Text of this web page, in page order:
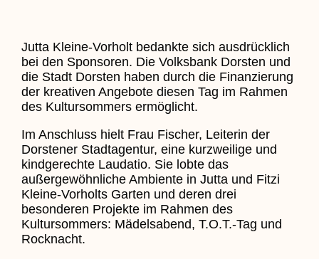
Jutta Kleine-Vorholt bedankte sich ausdrücklich
bei den Sponsoren. Die Volksbank Dorsten und
die Stadt Dorsten haben durch die Finanzierung
der kreativen Angebote diesen Tag im Rahmen
des Kultursommers ermöglicht.
Im Anschluss hielt Frau Fischer, Leiterin der
Dorstener Stadtagentur, eine kurzweilige und
kindgerechte Laudatio. Sie lobte das
außergewöhnliche Ambiente in Jutta und Fitzi
Kleine-Vorholts Garten und deren drei
besonderen Projekte im Rahmen des
Kultursommers: Mädelsabend, T.O.T.-Tag und
Rocknacht.